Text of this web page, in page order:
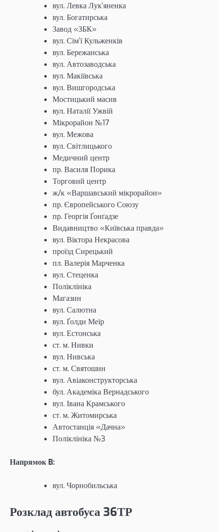
вул. Левка Лук’яненка
вул. Богатирська
Завод «ЗБК»
вул. Сім’ї Кульженків
вул. Бережанська
вул. Автозаводська
вул. Макіївська
вул. Вишгородська
Мостицький масив
вул. Наталії Ужвій
Мікрорайон №17
вул. Межова
вул. Світлицького
Медичний центр
пр. Василя Порика
Торговий центр
ж/к «Варшавський мікрорайон»
пр. Європейського Союзу
пр. Георгія Ґонґадзе
Видавництво «Київська правда»
вул. Віктора Некрасова
проїзд Сирецький
пл. Валерія Марченка
вул. Стеценка
Поліклініка
Магазин
вул. Салютна
вул. Ґолди Меїр
вул. Естонська
ст. м. Нивки
вул. Нивська
ст. м. Святошин
вул. Авіаконструкторська
бул. Академіка Вернадського
вул. Івана Крамського
ст. м. Житомирська
Автостанція «Дачна»
Поліклініка №3
Напрямок B:
вул. Чорнобильська
Розклад автобуса 36ТР